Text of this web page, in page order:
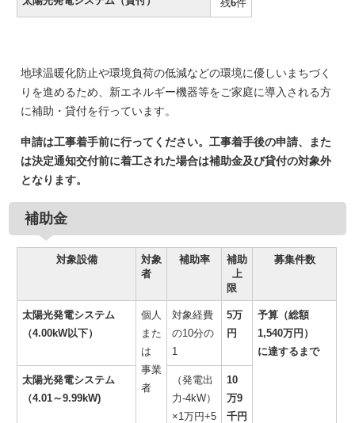
残6件
地球温暖化防止や環境負荷の低減などの環境に優しいまちづく
りを進めるため、新エネルギー機器等をご家庭に導入される方
に補助・貸付を行っています。
申請は工事着手前に行ってください。工事着手後の申請、また
は決定通知交付前に着工された場合は補助金及び貸付の対象外
となります。
補助金
対象設備
対象
者
補助率
補助
上
限
募集件数
太陽光発電システム
（4.00kW以下）
個人
また
は
事業
者
対象経費
の10分の
1
5万
円
予算（総額
1,540万円）
に達するまで
太陽光発電システム
（4.01～9.99kW)
（発電出
力-4kW）
×1万円+5
10
万9
千円